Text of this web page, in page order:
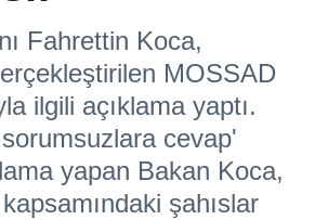
Fahrettin Koca,
MOSSAD
ilgili açıklama yaptı.
cevap'
yapan Bakan Koca,
şahıslar